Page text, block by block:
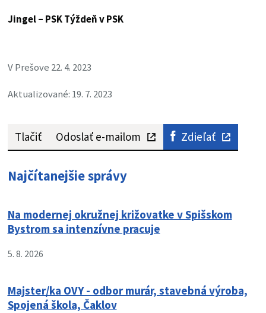
Jingel – PSK Týždeň v PSK
V Prešove 22. 4. 2023
Aktualizované: 19. 7. 2023
Tlačiť Odoslať e-mailom Zdieľať
Najčítanejšie správy
Na modernej okružnej križovatke v Spišskom
Bystrom sa intenzívne pracuje
5. 8. 2026
Majster/ka OVY - odbor murár, stavebná výroba,
Spojená škola, Čaklov